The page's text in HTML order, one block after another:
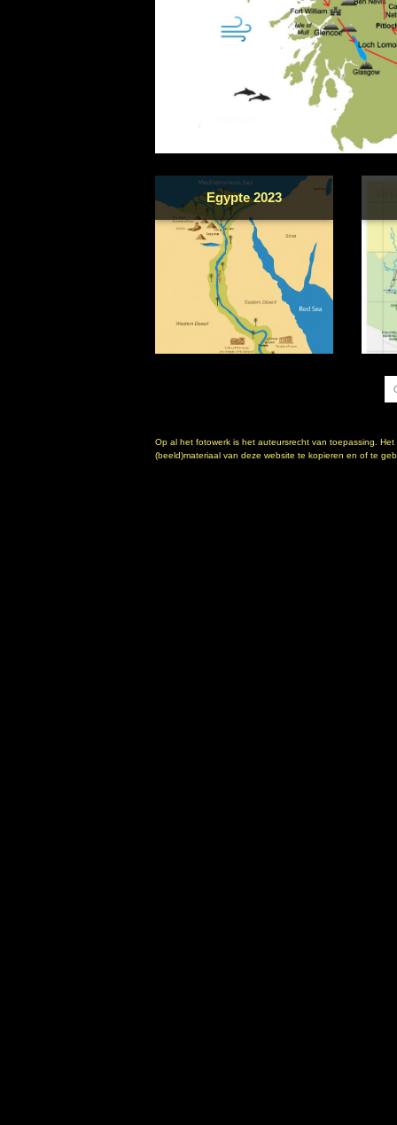
Egypte 2023
Op al het fotowerk is het auteursrecht van toepassing.
(beeld)materiaal van deze website te kopieren en of te